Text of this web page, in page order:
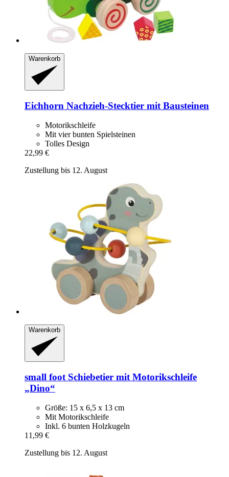
Warenkorb
Eichhorn Nachzieh-​Stecktier mit Bausteinen
Motorikschleife
Mit vier bunten Spielsteinen
Tolles Design
22,99 €
Zustellung bis 12. August
Warenkorb
small foot Schiebetier mit Motorikschleife
„Dino“
Größe: 15 x 6,5 x 13 cm
Mit Motorikschleife
Inkl. 6 bunten Holzkugeln
11,99 €
Zustellung bis 12. August